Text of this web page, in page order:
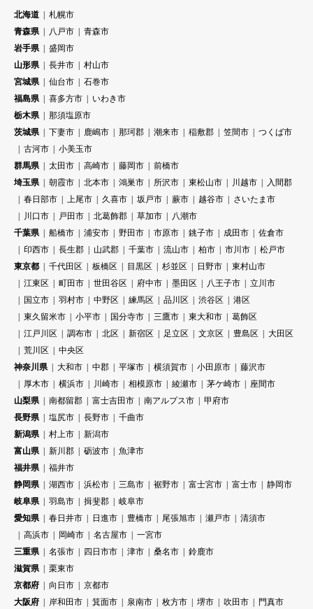
北海道
札幌市
青森県
八戸市
青森市
岩手県
盛岡市
山形県
長井市
村山市
宮城県
仙台市
石巻市
福島県
喜多方市
いわき市
栃木県
那須塩原市
茨城県
下妻市 鹿嶋市 那珂郡 潮来市 稲敷郡 笠間市
つくば市
古河市
小美玉市
群馬県
太田市 高崎市 藤岡市
前橋市
埼玉県
朝霞市 北本市 鴻巣市 所沢市 東松山市 川越市
入間郡
春日部市
上尾市 久喜市 坂戸市 蕨市 越谷市
さいたま市
川口市
戸田市 北葛飾郡 草加市
八潮市
千葉県
船橋市 浦安市 野田市 市原市 銚子市 成田市
佐倉市
印西市
長生郡 山武郡 千葉市 流山市 柏市 市川市
松戸市
東京都
千代田区 板橋区 目黒区 杉並区 日野市
東村山市
江東区
町田市 世田谷区 府中市 墨田区 八王子市
立川市
国立市
羽村市 中野区 練馬区 品川区 渋谷区
港区
東久留米市
小平市 国分寺市 三鷹市 東大和市
葛飾区
江戸川区
調布市 北区 新宿区 足立区 文京区 豊島区
大田区
荒川区
中央区
神奈川県
大和市 中郡 平塚市 横須賀市 小田原市
藤沢市
厚木市
横浜市 川崎市 相模原市 綾瀬市 茅ケ崎市
座間市
山梨県
南都留郡 富士吉田市 南アルプス市
甲府市
長野県
塩尻市 長野市
千曲市
新潟県
村上市
新潟市
富山県
新川郡 砺波市
魚津市
福井県
福井市
静岡県
湖西市 浜松市 三島市 裾野市 富士宮市 富士市
静岡市
岐阜県
羽島市 揖斐郡
岐阜市
愛知県
春日井市 日進市 豊橋市 尾張旭市 瀬戸市
清須市
高浜市
岡崎市 名古屋市
一宮市
三重県
名張市 四日市市 津市 桑名市
鈴鹿市
滋賀県
栗東市
京都府
向日市
京都市
大阪府
岸和田市 箕面市 泉南市 枚方市 堺市 吹田市
門真市